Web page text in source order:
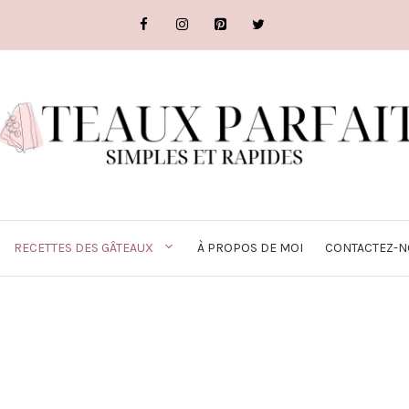
RECETTES DES GÂTEAUX À PROPOS DE MOI CONTACTEZ-